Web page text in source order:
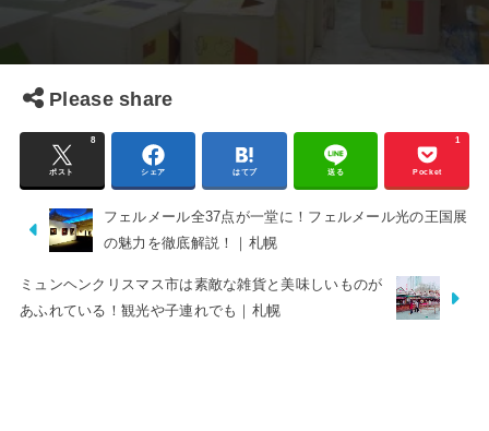
Please share
ポスト
8
シェア はてブ 送る Pocket
1
フェルメール全37点が一堂に！フェルメール光の王国展
の魅力を徹底解説！｜札幌
ミュンヘンクリスマス市は素敵な雑貨と美味しいものが
あふれている！観光や子連れでも｜札幌